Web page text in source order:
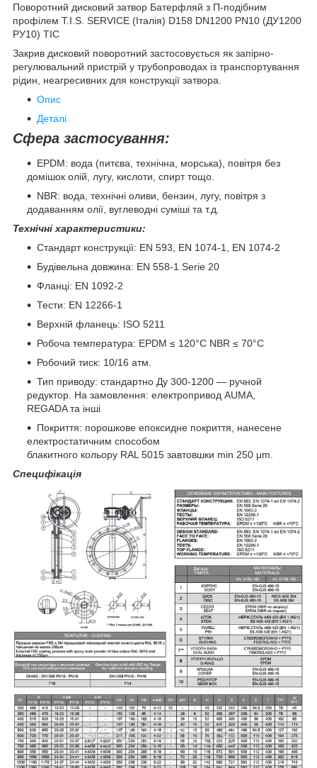
Поворотний дисковий затвор Батерфляй з П-подібним
профілем T.I.S. SERVICE (Італія) D158 DN1200 PN10 (ДУ1200
РУ10) ТІС
Закрив дисковий поворотний застосовується як запірно-
регулювальний пристрій у трубопроводах із транспортування
рідин, неагресивних для конструкції затвора.
Опис
Деталі
Сфера застосування:
EPDM: вода (питєва, технічна, морська), повітря без
домішок олій, лугу, кислоти, спирт тощо.
NBR: вода, технічні оливи, бензин, лугу, повітря з
додаванням олії, вуглеводні суміші та т.д.
Технічні характеристики:
Стандарт конструкції: EN 593, EN 1074-1, EN 1074-2
Будівельна довжина: EN 558-1 Serie 20
Фланці: EN 1092-2
Тести: EN 12266-1
Верхній фланець: ISO 5211
Робоча температура: EPDM ≤ 120°C NBR ≤ 70°C
Робочий тиск: 10/16 атм.
Тип приводу: стандартно Ду 300-1200 — ручной
редуктор. На замовлення: електропривод AUMA,
REGADA та інші
Покриття: порошкове епоксидне покриття, нанесене
електростатичним способом
блакитного кольору RAL 5015 завтовшки min 250 μm.
Специфікація